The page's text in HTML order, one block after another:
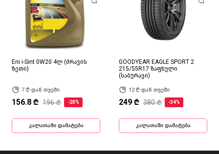
Eni i-Sint 0W20 4ლ (ძრავის
ზეთი)
7 ₾-დან თვეში
156.8 ₾ 196 ₾ -20%
კალათაში დამატება
GOODYEAR EAGLE SPORT 2
215/55R17 ზაფხული
(საბურავი)
12 ₾-დან თვეში
249 ₾ 380 ₾ -34%
კალათაში დამატება